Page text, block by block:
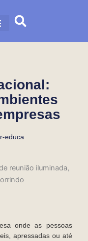
educa
onde as pessoas
apressadas ou até